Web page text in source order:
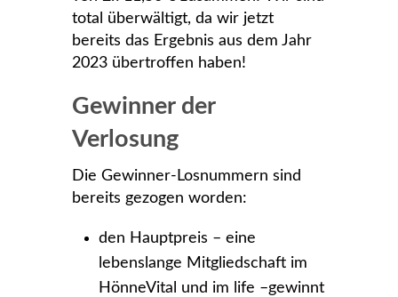
total überwältigt, da wir jetzt
bereits das Ergebnis aus dem Jahr
2023 übertroffen haben!
Gewinner der
Verlosung
Die Gewinner-Losnummern sind
bereits gezogen worden:
den Hauptpreis – eine
lebenslange Mitgliedschaft im
HönneVital und im life –gewinnt